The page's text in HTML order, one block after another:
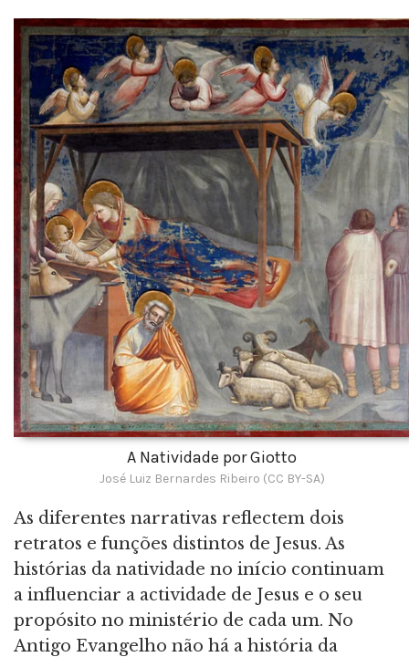
A Natividade por Giotto
José Luiz Bernardes Ribeiro (CC BY-SA)
As diferentes narrativas reflectem dois
retratos e funções distintos de Jesus. As
histórias da natividade no início continuam
a influenciar a actividade de Jesus e o seu
propósito no ministério de cada um. No
Antigo Evangelho não há a história da